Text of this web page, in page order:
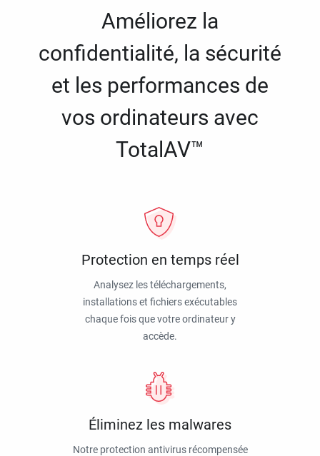
Améliorez la
confidentialité, la sécurité
et les performances de
vos ordinateurs avec
TotalAV™
Protection en temps réel
Analysez les téléchargements,
installations et fichiers exécutables
chaque fois que votre ordinateur y
accède.
Éliminez les malwares
Notre protection antivirus récompensée